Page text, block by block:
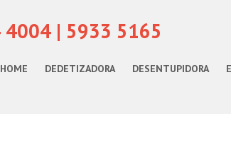
| 5933 5165
HOME DEDETIZADORA DESENTUPIDORA